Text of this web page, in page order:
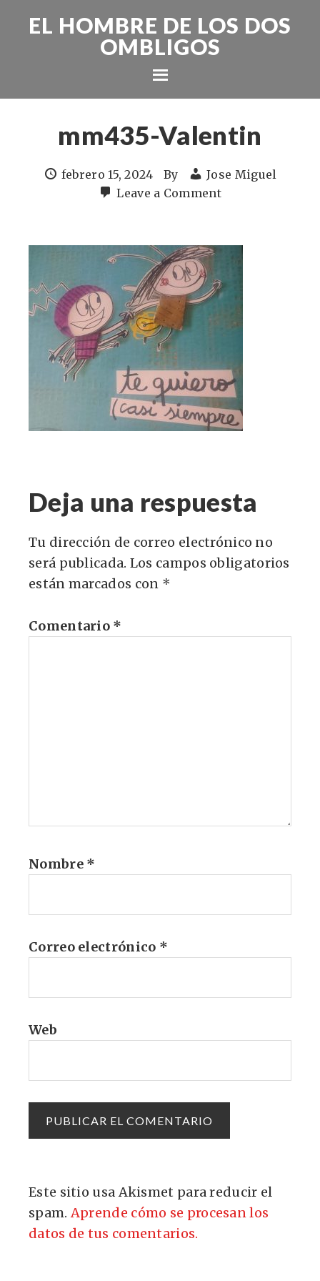
EL HOMBRE DE LOS DOS
OMBLIGOS
mm435-Valentin
febrero 15, 2024 By
Jose Miguel
Leave a Comment
Deja una respuesta
Tu dirección de correo electrónico no
será publicada. Los campos obligatorios
están marcados con *
Comentario *
Nombre *
Correo electrónico *
Web
Este sitio usa Akismet para reducir el
spam.Aprende cómo se procesan los
datos de tus comentarios.